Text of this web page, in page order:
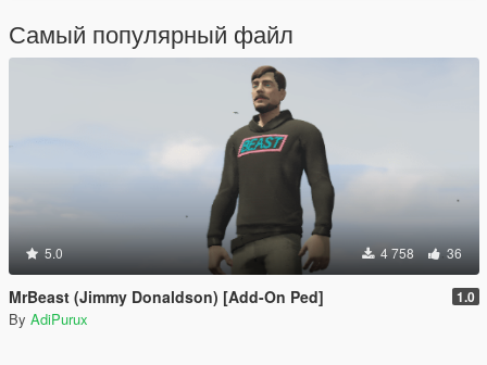
Самый популярный файл
5.0 4 758 36
MrBeast (Jimmy Donaldson) [Add-On Ped] 1.0
By AdiPurux